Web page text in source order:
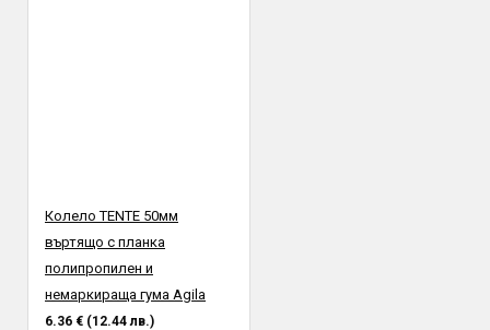
Колело TENTE 50мм
въртящо с планка
полипропилен и
немаркираща гума Agila
6.36 € (12.44 лв.)